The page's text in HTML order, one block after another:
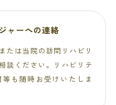
ャーへの連絡
たは当院の訪問リハビリ
談ください。リハビリテ
も随時お受けいたしま